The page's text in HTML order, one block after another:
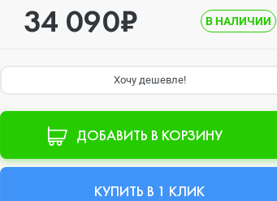
34 090₽ В НАЛИЧИИ
Хочу дешевле!
ДОБАВИТЬ В КОРЗИНУ
КУПИТЬ В 1 КЛИК